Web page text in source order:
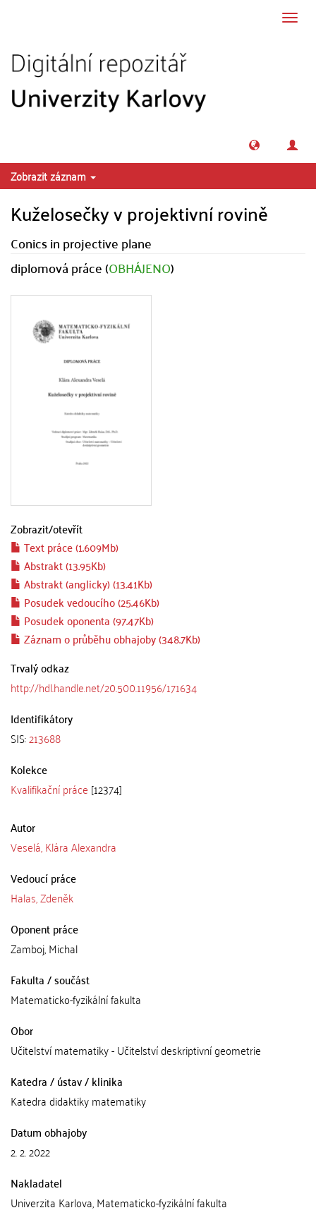
Zobrazit záznam
Kuželosečky v projektivní rovině
Conics in projective plane
diplomová práce (OBHÁJENO)
Zobrazit/otevřít
Text práce (1.609Mb)
Abstrakt (13.95Kb)
Abstrakt (anglicky) (13.41Kb)
Posudek vedoucího (25.46Kb)
Posudek oponenta (97.47Kb)
Záznam o průběhu obhajoby (348.7Kb)
Trvalý odkaz
http://hdl.handle.net/20.500.11956/171634
Identifikátory
SIS:213688
Kolekce
Kvalifikační práce [12374]
Autor
Veselá, Klára Alexandra
Vedoucí práce
Halas, Zdeněk
Oponent práce
Zamboj, Michal
Fakulta / součást
Matematicko-fyzikální fakulta
Obor
Učitelství matematiky - Učitelství deskriptivní geometrie
Katedra / ústav / klinika
Katedra didaktiky matematiky
Datum obhajoby
2. 2. 2022
Nakladatel
Univerzita Karlova, Matematicko-fyzikální fakulta